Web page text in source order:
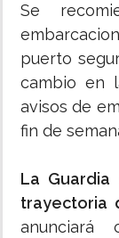
Se
puerto
cambio en
avisos de
fin de
La Guardia
trayectoria
anunciará